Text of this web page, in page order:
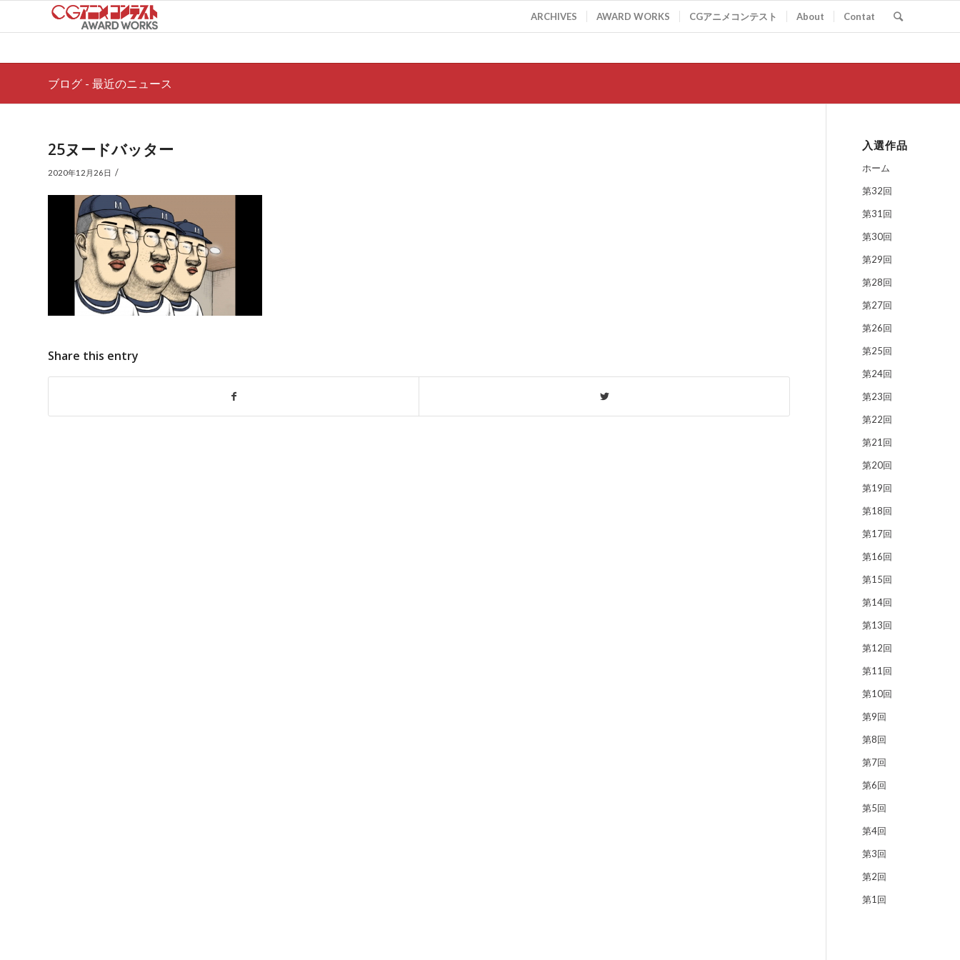
ARCHIVES AWARD WORKS CGアニメコンテスト About Contat
ブログ - 最近のニュース
25ヌードバッター
2020年12月26日 /
Share this entry
入選作品
ホーム
第32回
第31回
第30回
第29回
第28回
第27回
第26回
第25回
第24回
第23回
第22回
第21回
第20回
第19回
第18回
第17回
第16回
第15回
第14回
第13回
第12回
第11回
第10回
第9回
第8回
第7回
第6回
第5回
第4回
第3回
第2回
第1回